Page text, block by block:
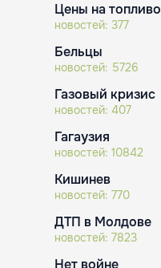
Цены на топливо
новостей: 377
Бельцы
новостей: 5726
Газовый кризис
новостей: 407
Гагаузия
новостей: 10842
Кишинев
новостей: 770
ДТП в Молдове
новостей: 7823
Нет войне